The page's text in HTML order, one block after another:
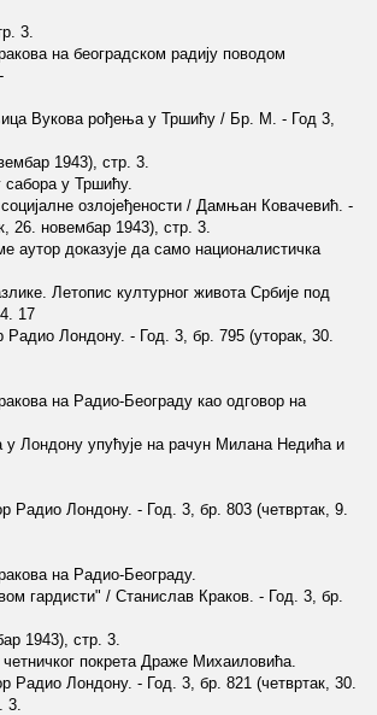
3.
на београдском радију поводом
Вукова рођења у Тршићу / Бр. М. - Год 3,
1943), стр. 3.
сабора у Тршићу.
озлојеђености / Дамњан Ковачевић. -
26. новембар 1943), стр. 3.
аутор доказује да само националистичка
Летопис културног живота Србије под
17
Радио Лондону. - Год. 3, бр. 795 (уторак, 30.
на Радио-Београду као одговор на
у Лондону упућује на рачун Милана Недића и
Радио Лондону. - Год. 3, бр. 803 (четвртак, 9.
на Радио-Београду.
гардисти" / Станислав Краков. - Год. 3, бр.
1943), стр. 3.
покрета Драже Михаиловића.
Радио Лондону. - Год. 3, бр. 821 (четвртак, 30.
3.